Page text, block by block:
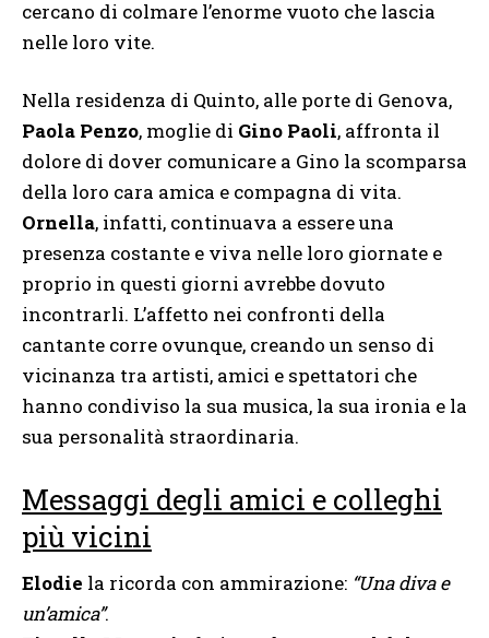
cercano di colmare l’enorme vuoto che lascia
nelle loro vite.
Nella residenza di Quinto, alle porte di Genova,
Paola Penzo, moglie di Gino Paoli, affronta il
dolore di dover comunicare a Gino la scomparsa
della loro cara amica e compagna di vita.
Ornella, infatti, continuava a essere una
presenza costante e viva nelle loro giornate e
proprio in questi giorni avrebbe dovuto
incontrarli. L’affetto nei confronti della
cantante corre ovunque, creando un senso di
vicinanza tra artisti, amici e spettatori che
hanno condiviso la sua musica, la sua ironia e la
sua personalità straordinaria.
Messaggi degli amici e colleghi
più vicini
Elodie la ricorda con ammirazione: “Una diva e
un’amica”.